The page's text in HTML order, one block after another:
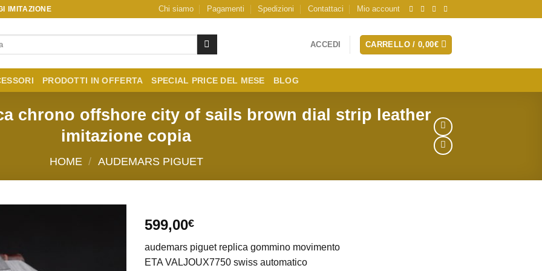
IMITAZIONE Chi siamo Pagamenti Spedizioni Contattaci Mio account
ACCEDI CARRELLO /0,00€
PRODOTTI IN OFFERTA SPECIAL PRICE DEL MESE BLOG
chrono offshore city of sails brown dial strip leather
imitazione copia
HOME / AUDEMARS PIGUET
599,00€
audemars piguet replica gommino movimento
ETA VALJOUX7750 swiss automatico